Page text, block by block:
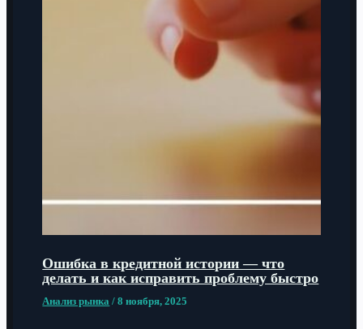
Ошибка в кредитной истории — что
делать и как исправить проблему быстро
Анализ рынка /8 ноября, 2025